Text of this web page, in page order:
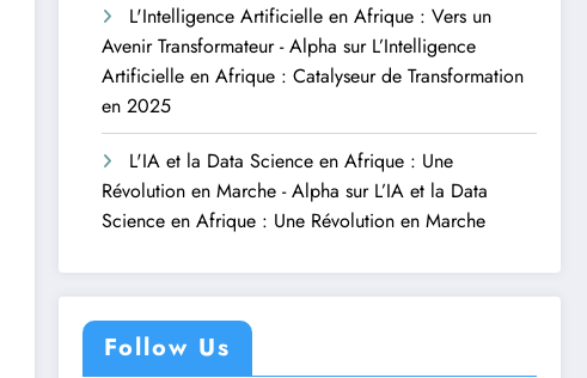
L'Intelligence Artificielle en Afrique : Vers un
Avenir Transformateur - Alpha sur L’Intelligence
Artificielle en Afrique : Catalyseur de Transformation
en 2025
L'IA et la Data Science en Afrique : Une
Révolution en Marche - Alpha sur L’IA et la Data
Science en Afrique : Une Révolution en Marche
Follow Us